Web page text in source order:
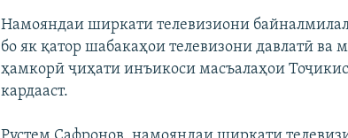
Намояндаи ширкати телевизиони
бо як қатор шабакаҳои телевизони давлатӣ ва
ҳамкорӣ ҷиҳати инъикоси масъалаҳои
кардааст.